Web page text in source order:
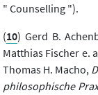
" Counselling ").
(10) Gerd B.
Matthias Fischer e.
Thomas H. Macho,
philosophische